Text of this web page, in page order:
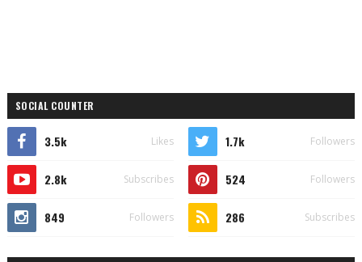
SOCIAL COUNTER
3.5k Likes 1.7k Followers
2.8k Subscribes 524 Followers
849 Followers 286 Subscribes